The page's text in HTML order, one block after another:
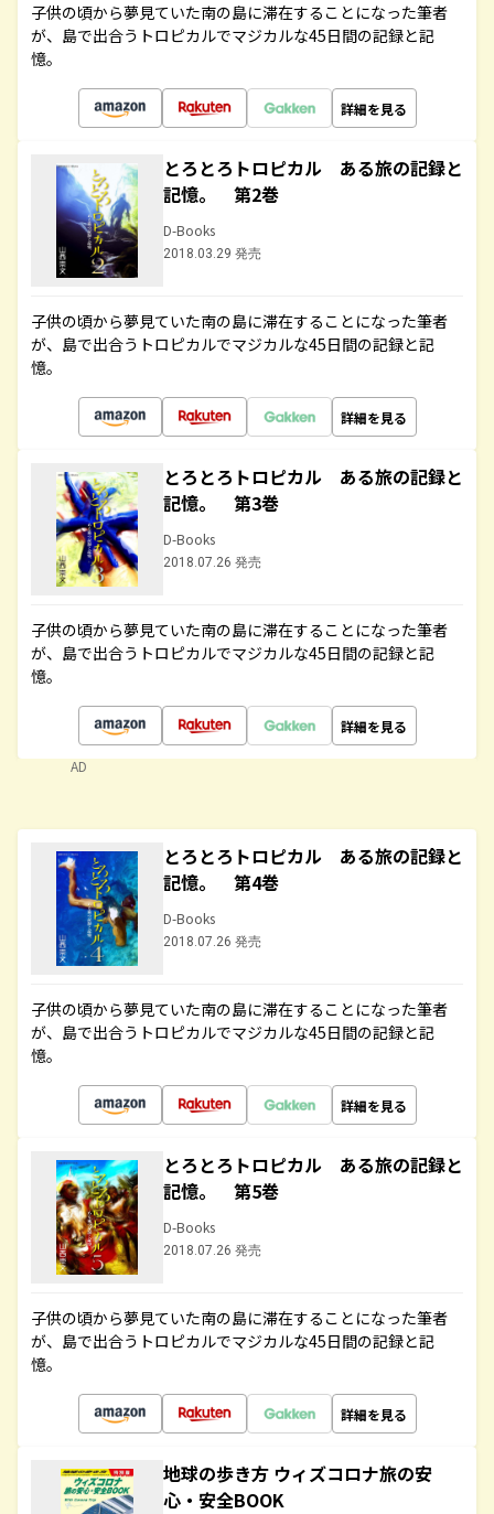
子供の頃から夢見ていた南の島に滞在することになった筆者
が、島で出合うトロピカルでマジカルな45日間の記録と記
憶。
詳細を見る
とろとろトロピカル ある旅の記録と
記憶。 第2巻
D-Books
2018.03.29 発売
子供の頃から夢見ていた南の島に滞在することになった筆者
が、島で出合うトロピカルでマジカルな45日間の記録と記
憶。
詳細を見る
とろとろトロピカル ある旅の記録と
記憶。 第3巻
D-Books
2018.07.26 発売
子供の頃から夢見ていた南の島に滞在することになった筆者
が、島で出合うトロピカルでマジカルな45日間の記録と記
憶。
詳細を見る
AD
とろとろトロピカル ある旅の記録と
記憶。 第4巻
D-Books
2018.07.26 発売
子供の頃から夢見ていた南の島に滞在することになった筆者
が、島で出合うトロピカルでマジカルな45日間の記録と記
憶。
詳細を見る
とろとろトロピカル ある旅の記録と
記憶。 第5巻
D-Books
2018.07.26 発売
子供の頃から夢見ていた南の島に滞在することになった筆者
が、島で出合うトロピカルでマジカルな45日間の記録と記
憶。
詳細を見る
地球の歩き方 ウィズコロナ旅の安
心・安全BOOK